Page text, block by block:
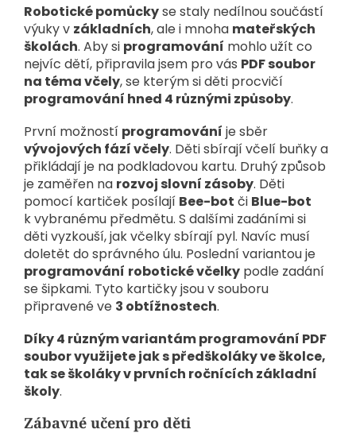
Robotické pomůckyse staly nedílnou součástí
výuky v základních, ale i mnoha mateřských
školách. Aby si programování mohlo užít co
nejvíc dětí, připravila jsem pro vás PDF soubor
na téma včely, se kterým si děti procvičí
programování hned 4 různými způsoby.
První možností programování je sběr
vývojových fází včely. Děti sbírají včelí buňky a
přikládají je na podkladovou kartu. Druhý způsob
je zaměřen na rozvoj slovní zásoby. Děti
pomocí kartiček posílají Bee-bot či Blue-bot
k vybranému předmětu. S dalšími zadáními si
děti vyzkouší, jak včelky sbírají pyl. Navíc musí
doletět do správného úlu. Poslední variantou je
programování robotické včelky podle zadání
se šipkami. Tyto kartičky jsou v souboru
připravené ve 3 obtížnostech.
Díky 4 různým variantám programování PDF
soubor využijete jak s předškoláky ve školce,
tak se školáky v prvních ročnících základní
školy.
Zábavné učení pro děti